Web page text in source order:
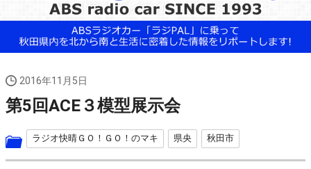
2016年11月5日
第5回ACE３模型展示会
ラジオ快晴ＧＯ！ＧＯ！のマキ 県央 秋田市